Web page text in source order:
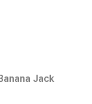
Jack